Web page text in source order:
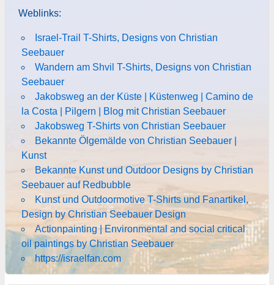
Weblinks:
Israel-Trail T-Shirts, Designs von Christian
Seebauer
Wandern am Shvil T-Shirts, Designs von Christian
Seebauer
Jakobsweg an der Küste | Küstenweg | Camino de
la Costa | Pilgern | Blog mit Christian Seebauer
Jakobsweg T-Shirts von Christian Seebauer
Bekannte Ölgemälde von Christian Seebauer |
Kunst
Bekannte Kunst und Outdoor Designs by Christian
Seebauer auf Redbubble
Kunst und Outdoormotive T-Shirts und Fanartikel,
Design by Christian Seebauer Design
Actionpainting | Environmental and social critical
oil paintings by Christian Seebauer
https://israelfan.com